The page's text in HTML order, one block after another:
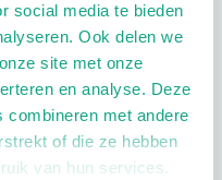
social media te bieden
Ook delen we
site met onze
en analyse. Deze
combineren met andere
of die ze hebben
van hun services.